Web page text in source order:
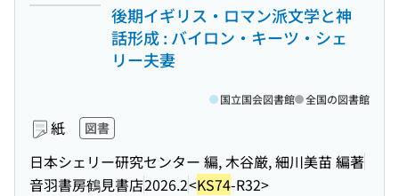
後期イギリス・ロマン派文学と神
話形成 : バイロン・キーツ・シェ
リー夫妻
紙 図書
日本シェリー研究センター 編, 木谷厳, 細川美苗 編著
音羽書房鶴見書店2026.2<KS74-R32>
国立国会図書館 全国の図書館